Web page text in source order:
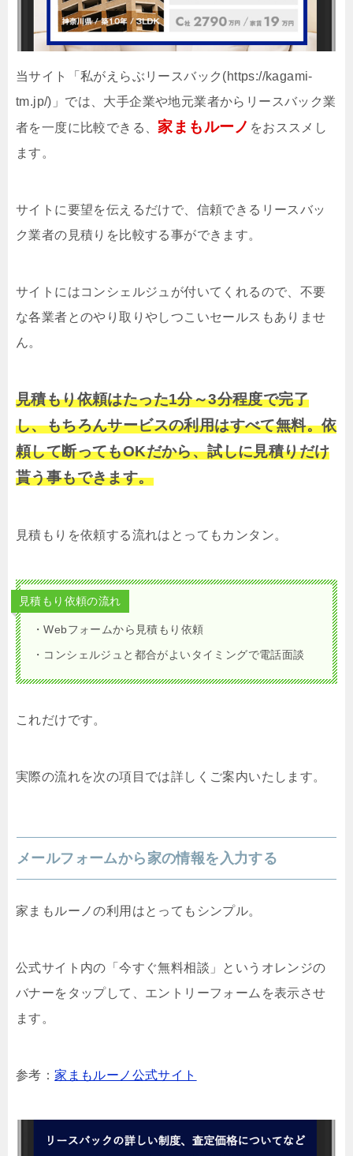
当サイト「私がえらぶリースバック(https://kagami-
tm.jp/)」では、大手企業や地元業者からリースバック業
者を一度に比較できる、家まもルーノ をおススメし
ます。
サイトに要望を伝えるだけで、信頼できるリースバッ
ク業者の見積りを比較する事ができます。
サイトにはコンシェルジュが付いてくれるので、不要
な各業者とのやり取りやしつこいセールスもありませ
ん。
見積もり依頼はたった1分～3分程度で完了
し、もちろんサービスの利用はすべて無料。依
頼して断ってもOKだから、試しに見積りだけ
貰う事もできます。
見積もりを依頼する流れはとってもカンタン。
見積もり依頼の流れ
・Webフォームから見積もり依頼
・コンシェルジュと都合がよいタイミングで電話面談
これだけです。
実際の流れを次の項目では詳しくご案内いたします。
メールフォームから家の情報を入力する
家まもルーノの利用はとってもシンプル。
公式サイト内の「今すぐ無料相談」というオレンジの
バナーをタップして、エントリーフォームを表示させ
ます。
参考：家まもルーノ公式サイト